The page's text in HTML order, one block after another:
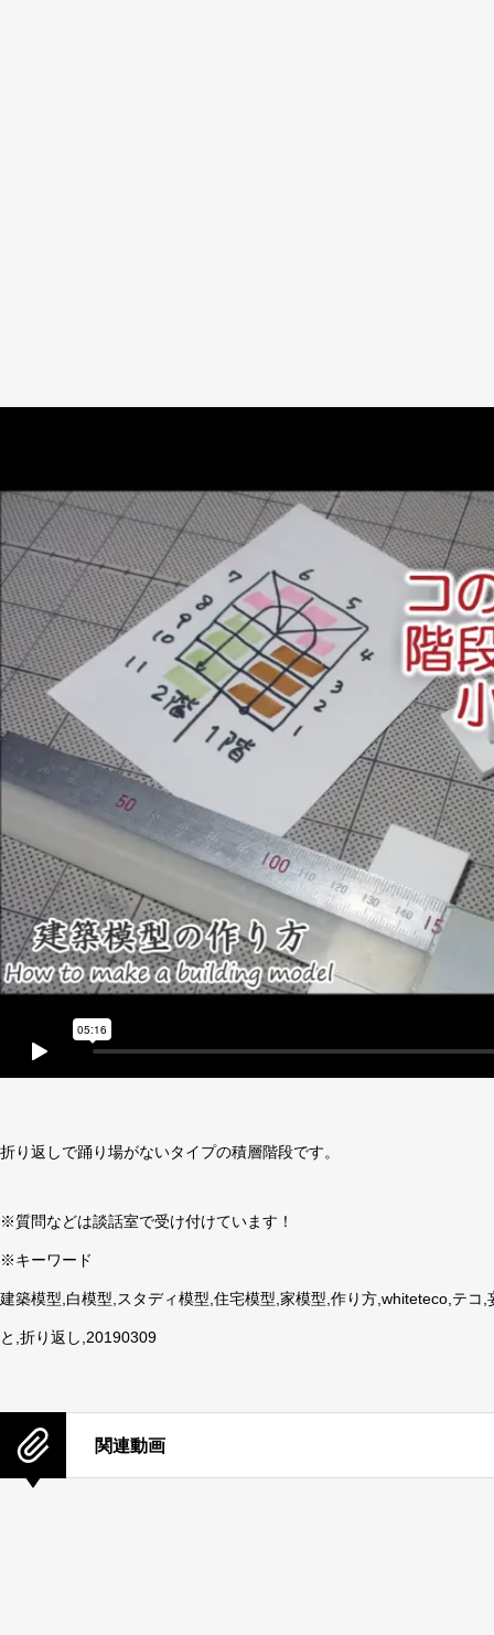
折り返しで踊り場がないタイプの積層階段です。
※質問などは談話室で受け付けています！
※キーワード
建築模型,白模型,スタディ模型,住宅模型,家模型,作り方,whiteteco,テ
と,折り返し,20190309
関連動画